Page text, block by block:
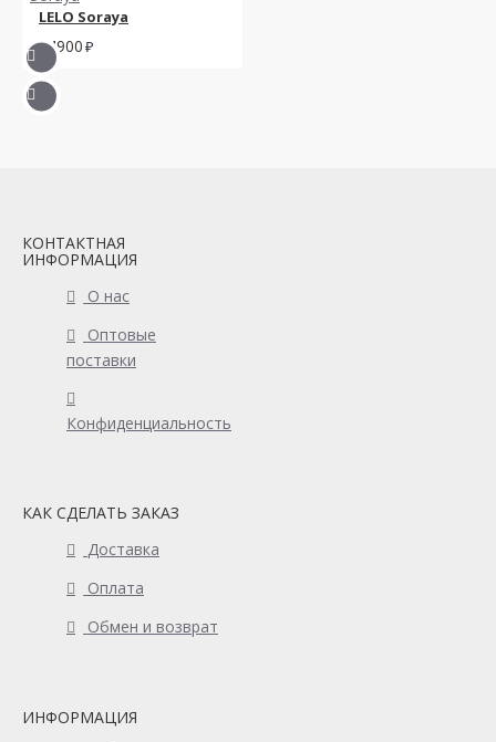
LELO Soraya
14900
КОНТАКТНАЯ
ИНФОРМАЦИЯ
О нас
Оптовые
поставки
Конфиденциальность
КАК СДЕЛАТЬ ЗАКАЗ
Доставка
Оплата
Обмен и возврат
ИНФОРМАЦИЯ